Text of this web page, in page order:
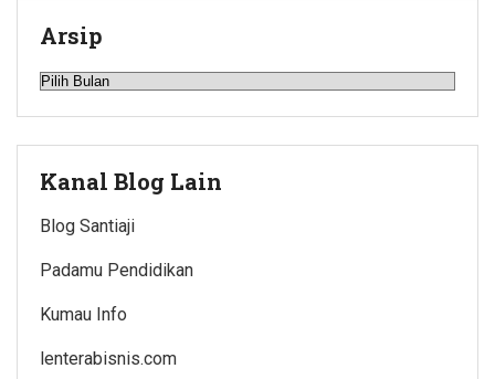
Arsip
Arsip
Kanal Blog Lain
Blog Santiaji
Padamu Pendidikan
Kumau Info
lenterabisnis.com